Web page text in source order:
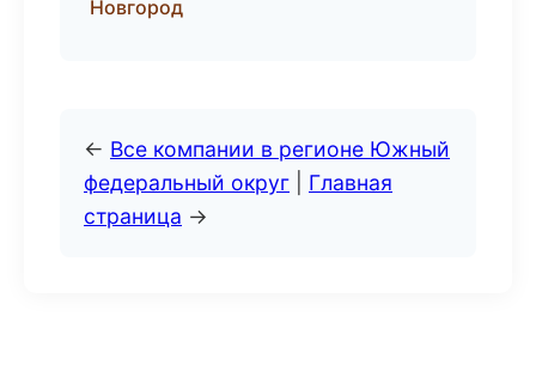
Новгород
← Все компании в регионе Южный
федеральный округ
Главная
страница →